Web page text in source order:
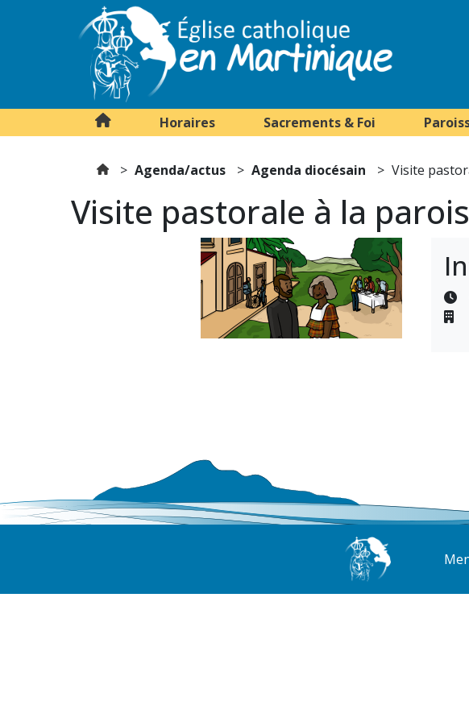
Horaires Sacrements & Foi
Agenda/actus Agenda diocésain Visite
Visite pastorale à la